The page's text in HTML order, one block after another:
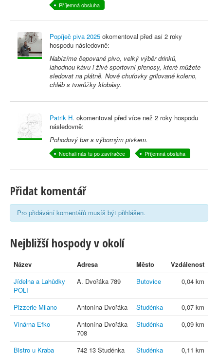
Příjemná obsluha
Popíječ piva 2025 okomentoval před asi 2 roky
hospodu následovně:
Nabízíme čepované pivo, velký výběr drinků,
lahodnou kávu i živé sportovní přenosy, které můžete
sledovat na plátně. Nově chuťovky grilované koleno,
chléb s tvarůžky klobásy.
Patrik H. okomentoval před více než 2 roky hospodu
následovně:
Pohodový bar s výborným pivkem.
Nechali nás tu po zavíračce Příjemná obsluha
Přidat komentář
Pro přidávání komentářů musíš být přihlášen.
Nejbližší hospody v okolí
Název Adresa Město
Vzdálenost
Jídelna a Lahůdky
POLI
A. Dvořáka 789 Butovice 0,04 km
Pizzerie Milano Antonína Dvořáka Studénka
0,07 km
Vinárna Efko
Antonína Dvořáka
708
Studénka 0,09 km
Bistro u Kraba 742 13 Studénka Studénka
0,11 km